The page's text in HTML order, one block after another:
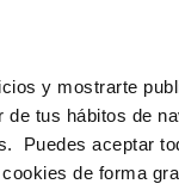
y mostrarte
tus hábitos de
Puedes aceptar
de forma
DE DATOS
DE SERVICIO
DEL AGUA
Nuestros